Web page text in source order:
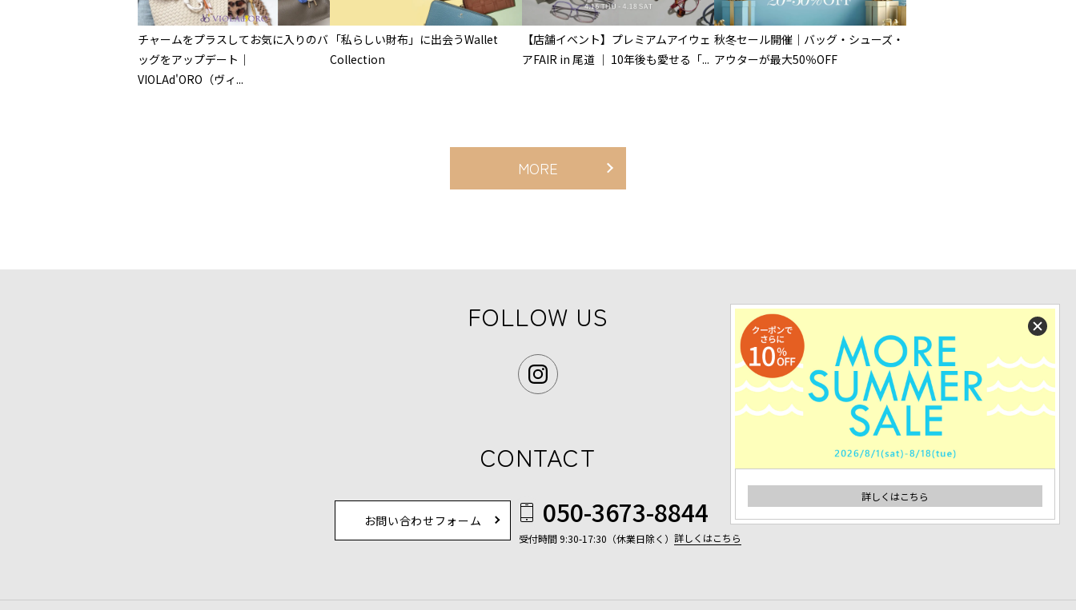
詳しくはこちら
チャームをプラスしてお気に入りのバ
ッグをアップデート｜
VIOLAd'ORO（ヴィ...
「私らしい財布」に出会うWallet
Collection
【店舗イベント】プレミアムアイウェ
アFAIR in 尾道 ｜ 10年後も愛せる「...
秋冬セール開催｜バッグ・シューズ・
アウターが最大50％OFF
MORE
FOLLOW US
CONTACT
お問い合わせフォーム 050-3673-8844
受付時間 9:30-17:30（休業日除く） 詳しくはこちら